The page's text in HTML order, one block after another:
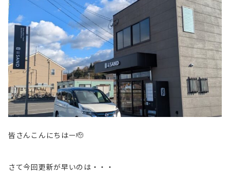
皆さんこんにちはー🫡
さて今回更新が早いのは・・・